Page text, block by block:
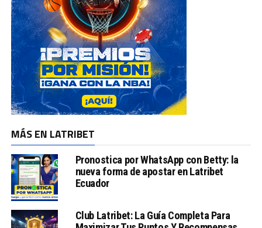
MÁS EN LATRIBET
Pronostica por WhatsApp con Betty: la
nueva forma de apostar en Latribet
Ecuador
Club Latribet: La Guía Completa Para